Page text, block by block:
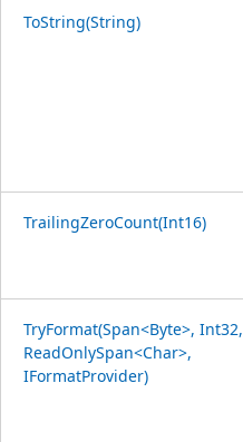
ToString(String)
TrailingZeroCount(Int16)
TryFormat(Span<Byte>, Int32,
ReadOnlySpan<Char>,
IFormatProvider)